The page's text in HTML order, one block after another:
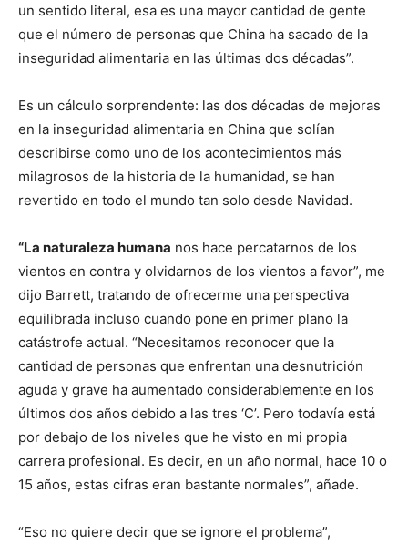
un sentido literal, esa es una mayor cantidad de gente
que el número de personas que China ha sacado de la
inseguridad alimentaria en las últimas dos décadas”.
Es un cálculo sorprendente: las dos décadas de mejoras
en la inseguridad alimentaria en China que solían
describirse como uno de los acontecimientos más
milagrosos de la historia de la humanidad, se han
revertido en todo el mundo tan solo desde Navidad.
“La naturaleza humana nos hace percatarnos de los
vientos en contra y olvidarnos de los vientos a favor”, me
dijo Barrett, tratando de ofrecerme una perspectiva
equilibrada incluso cuando pone en primer plano la
catástrofe actual. “Necesitamos reconocer que la
cantidad de personas que enfrentan una desnutrición
aguda y grave ha aumentado considerablemente en los
últimos dos años debido a las tres ‘C’. Pero todavía está
por debajo de los niveles que he visto en mi propia
carrera profesional. Es decir, en un año normal, hace 10 o
15 años, estas cifras eran bastante normales”, añade.
“Eso no quiere decir que se ignore el problema”,